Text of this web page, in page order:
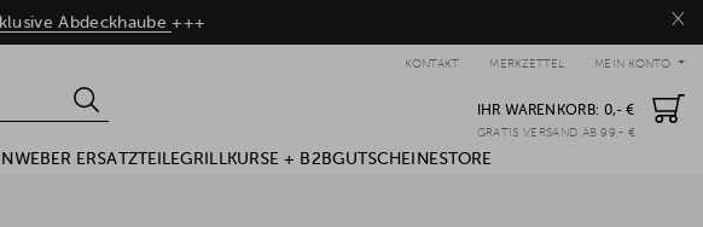
×
Abdeckhaube+++
MEIN KONTO
MERKZETTEL
KONTAKT
IHR WARENKORB: 0,- €
GRATIS VERSAND AB 99,- €
WEBER ERSATZTEILEGRILLKURSE + B2BGUTSCHEINESTORE